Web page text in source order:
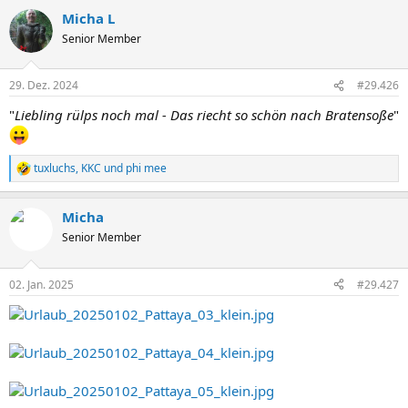
k
t
i
e
:
Micha L
Senior Member
29. Dez. 2024 #29.426
"Liebling rülps noch mal - Das riecht so schön nach Bratensoße"
R
e
k
e
n
:
tuxluchs, KKC und phi mee
Micha
Senior Member
02. Jan. 2025 #29.427